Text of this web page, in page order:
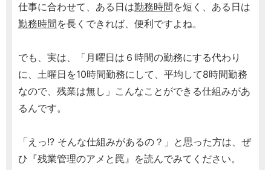
仕事に合わせて、ある日は勤務時間を短く、ある日は
勤務時間を長くできれば、便利ですよね。
でも、実は、「月曜日は６時間の勤務にする代わり
に、土曜日を10時間勤務にして、平均して8時間勤務
なので、残業は無し」こんなことができる仕組みがあ
るんです。
「えっ!? そんな仕組みがあるの？」と思った方は、ぜ
ひ『残業管理のアメと罠』を読んでみてください。